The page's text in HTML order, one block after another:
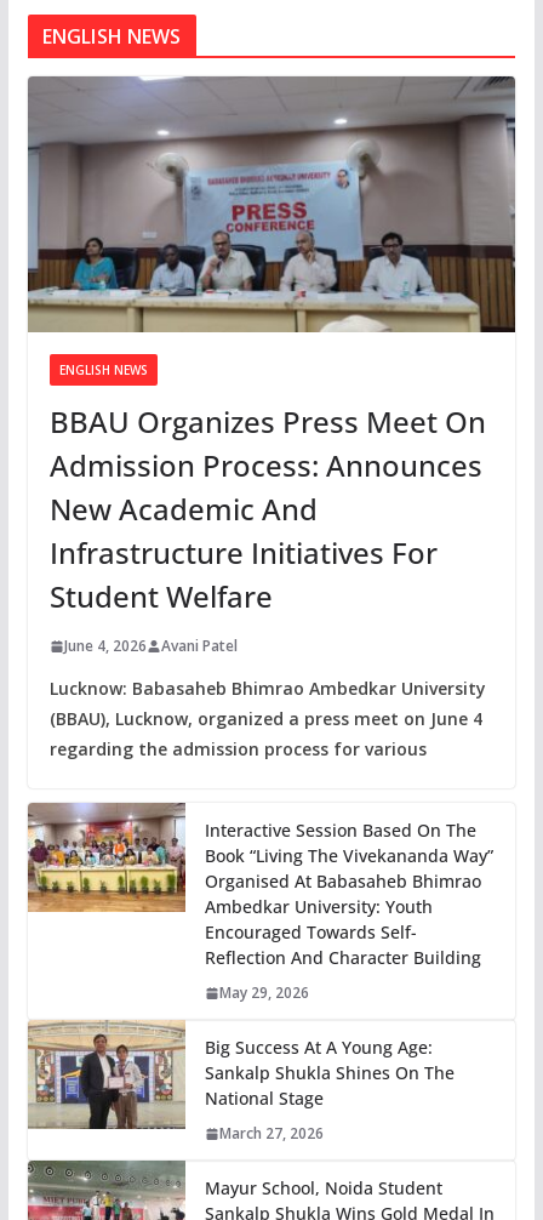
ENGLISH NEWS
ENGLISH NEWS
BBAU Organizes Press Meet On
Admission Process: Announces
New Academic And
Infrastructure Initiatives For
Student Welfare
June 4, 2026 Avani Patel
Lucknow: Babasaheb Bhimrao Ambedkar University
(BBAU), Lucknow, organized a press meet on June 4
regarding the admission process for various
Interactive Session Based On The
Book “Living The Vivekananda Way”
Organised At Babasaheb Bhimrao
Ambedkar University: Youth
Encouraged Towards Self-
Reflection And Character Building
May 29, 2026
Big Success At A Young Age:
Sankalp Shukla Shines On The
National Stage
March 27, 2026
Mayur School, Noida Student
Sankalp Shukla Wins Gold Medal In